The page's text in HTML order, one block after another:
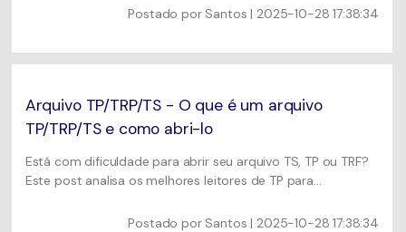
MAIS SOLUÇÕES
do JPEG para resultados ideais.
Postado por Santos | 2025-10-28 17:38:34
Arquivo TP/TRP/TS - O que é um arquivo
TP/TRP/TS e como abri-lo
Está com dificuldade para abrir seu arquivo TS, TP ou TRF?
Este post analisa os melhores leitores de TP para
converter arquivo TS em MP4 para reprodução ininterrupta.
Postado por Santos | 2025-10-28 17:38:34